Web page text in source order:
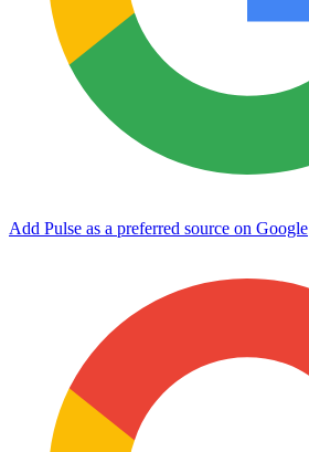
Add Pulse as a preferred source on Google